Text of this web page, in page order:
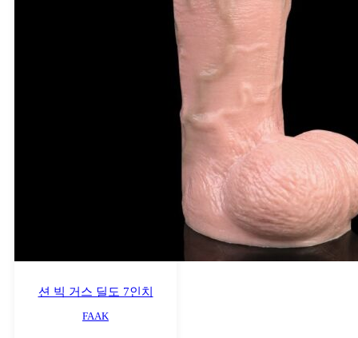
션 빅 거스 딜도 7인치
FAAK